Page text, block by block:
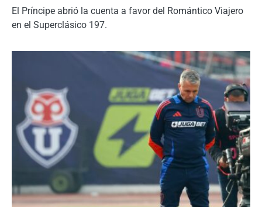
El Príncipe abrió la cuenta a favor del Romántico Viajero
en el Superclásico 197.